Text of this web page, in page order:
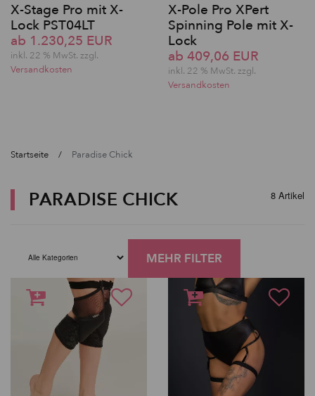
X-Stage Pro mit X-
Lock PST04LT
ab 1.230,25 EUR
inkl. 22 % MwSt. zzgl.
Versandkosten
X-Pole Pro XPert
Spinning Pole mit X-
Lock
ab 409,06 EUR
inkl. 22 % MwSt. zzgl.
Versandkosten
Startseite Paradise Chick
PARADISE CHICK 8 Artikel
MEHR FILTER